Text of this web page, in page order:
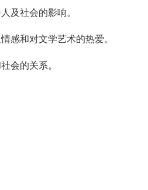
及社会的影响。
感和对文学艺术的热爱。
会的关系。